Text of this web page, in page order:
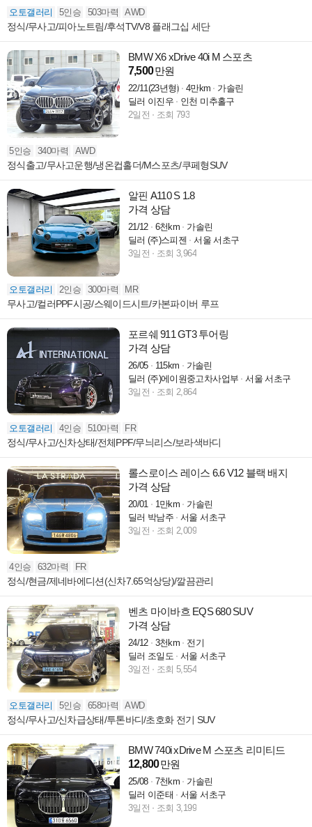
오토갤러리 5인승 503마력 AWD
정식/무사고/피아노트림/후석TV/V8 플래그십 세단
BMW X6 xDrive 40i M 스포츠
7,500만원
22/11(23년형) 4만km
가솔린
딜러 이진우
인천 미추홀구
2일전
조회 793
5인승 340마력 AWD
정식출고/무사고운행/냉온컵홀더/M스포츠/쿠페형SUV
알핀 A110 S 1.8
가격 상담
21/12 6천km
가솔린
딜러 (주)스피젠
서울 서초구
3일전
조회 3,964
오토갤러리 2인승 300마력 MR
무사고/컬러PPF시공/스웨이드시트/카본파이버 루프
포르쉐 911 GT3 투어링
가격 상담
26/05 115km
가솔린
딜러 (주)에이원중고차사업부
서울 서초구
3일전
조회 2,864
오토갤러리 4인승 510마력 FR
정식/무사고/신차상태/전체PPF/무늬리스/보라색바디
롤스로이스 레이스 6.6 V12 블랙 배지
가격 상담
20/01 1만km
가솔린
딜러 박남주
서울 서초구
3일전
조회 2,009
4인승 632마력 FR
정식/현금/제네바에디션(신차7.65억상당)/깔끔관리
벤츠 마이바흐 EQS 680 SUV
가격 상담
24/12 3천km
전기
딜러 조일도
서울 서초구
3일전
조회 5,554
오토갤러리 5인승 658마력 AWD
정식/무사고/신차급상태/투톤바디/초호화 전기 SUV
BMW 740i xDrive M 스포츠 리미티드
12,800만원
25/08 7천km
가솔린
딜러 이준태
서울 서초구
3일전
조회 3,199